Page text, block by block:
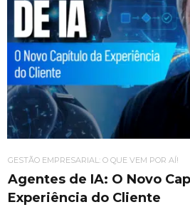
GESTÃO EMPRESARIAL: O QUE VEM POR AÍ!
Agentes de IA: O Novo
Experiência do Cliente